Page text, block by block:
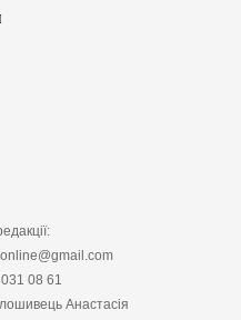
08 61
Анастасія